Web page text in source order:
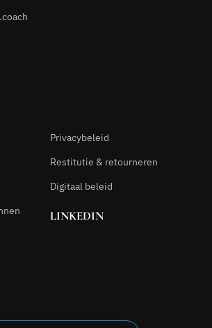
Privacybeleid
Restitutie & retourneren
Digitaal beleid
LINKEDIN